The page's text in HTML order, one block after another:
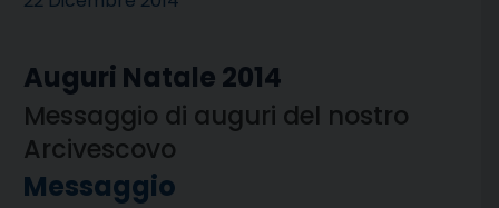
Auguri Natale 2014
Messaggio di auguri del nostro
Arcivescovo
Messaggio